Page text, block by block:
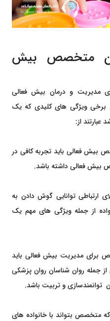
متخصص بیش
مدیریت و درمان بیش فعالی
برخی ویژگی های کلیدی که یک
از:
فعالی باید تجربه کافی در
بیش فعالی داشته باشد.
ارتباطی توانایی گوش دادن به
از جمله ویژگی های مهم یک
مدیریت بیش فعالی باید
جمله روان شناسان روان پزشکی
و تربیت باشد.
متخصص بتواند با خانواده های